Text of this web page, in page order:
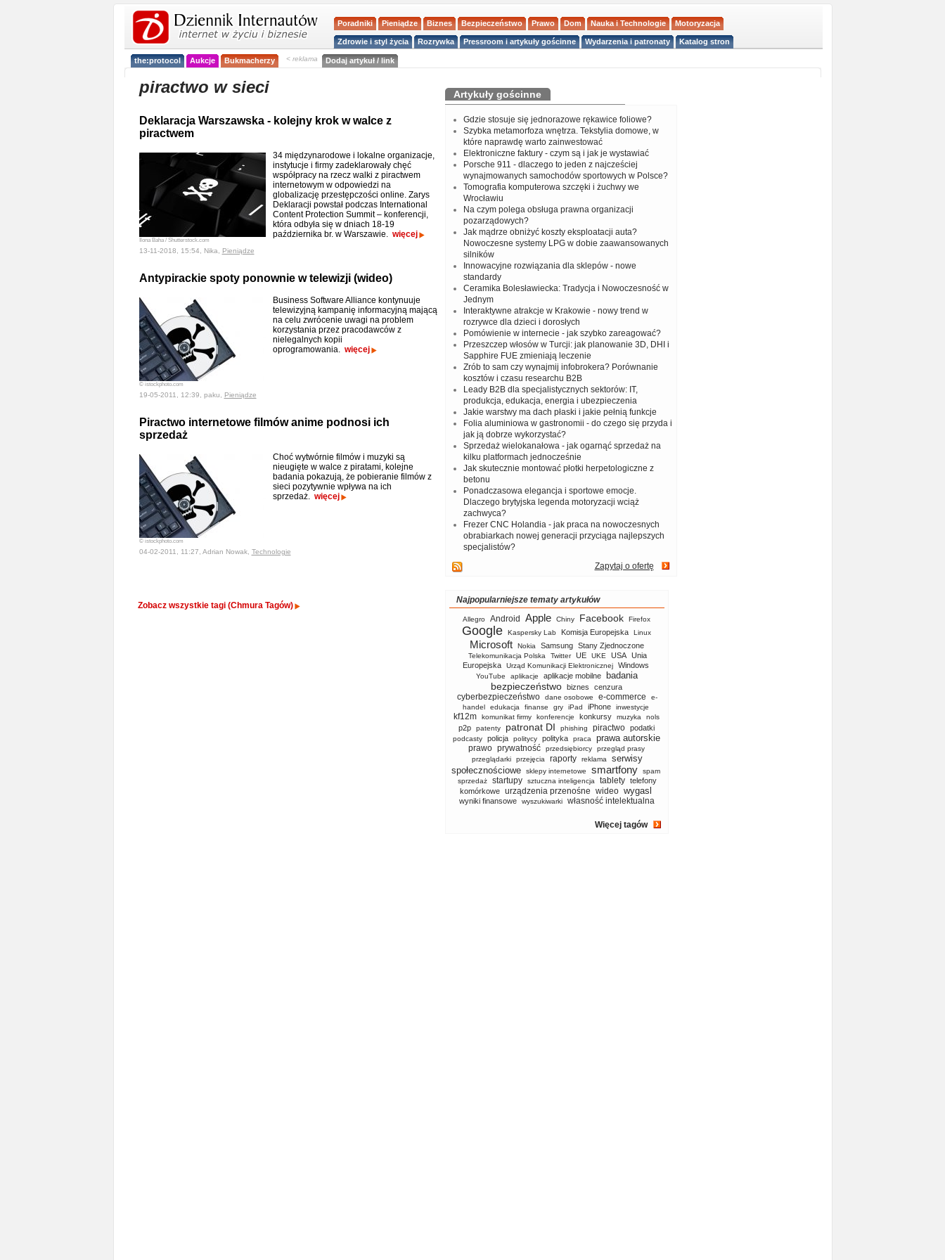
Poradniki Pieniądze Biznes Bezpieczeństwo Prawo Dom Nauka i Technologie Motoryzacja
Zdrowie i styl życia Rozrywka Pressroom i artykuły gościnne Wydarzenia i patronaty Katalog stron
the:protocol Aukcje Bukmacherzy < reklama Dodaj artykuł / link
piractwo w sieci
Deklaracja Warszawska - kolejny krok w walce z
piractwem
Ilona Baha / Shutterstock.com
34 międzynarodowe i lokalne organizacje,
instytucje i firmy zadeklarowały chęć
współpracy na rzecz walki z piractwem
internetowym w odpowiedzi na
globalizację przestępczości online. Zarys
Deklaracji powstał podczas International
Content Protection Summit – konferencji,
która odbyła się w dniach 18-19
października br. w Warszawie. więcej
13-11-2018, 15:54, Nika, Pieniądze
Antypirackie spoty ponownie w telewizji (wideo)
© istockphoto.com
Business Software Alliance kontynuuje
telewizyjną kampanię informacyjną mającą
na celu zwrócenie uwagi na problem
korzystania przez pracodawców z
nielegalnych kopii
oprogramowania. więcej
19-05-2011, 12:39, paku, Pieniądze
Piractwo internetowe filmów anime podnosi ich
sprzedaż
© istockphoto.com
Choć wytwórnie filmów i muzyki są
nieugięte w walce z piratami, kolejne
badania pokazują, że pobieranie filmów z
sieci pozytywnie wpływa na ich
sprzedaż. więcej
04-02-2011, 11:27, Adrian Nowak, Technologie
Zobacz wszystkie tagi (Chmura Tagów)
Artykuły gościnne
Gdzie stosuje się jednorazowe rękawice foliowe?
Szybka metamorfoza wnętrza. Tekstylia domowe, w
które naprawdę warto zainwestować
Elektroniczne faktury - czym są i jak je wystawiać
Porsche 911 - dlaczego to jeden z najcześciej
wynajmowanych samochodów sportowych w Polsce?
Tomografia komputerowa szczęki i żuchwy we
Wrocławiu
Na czym polega obsługa prawna organizacji
pozarządowych?
Jak mądrze obniżyć koszty eksploatacji auta?
Nowoczesne systemy LPG w dobie zaawansowanych
silników
Innowacyjne rozwiązania dla sklepów - nowe
standardy
Ceramika Bolesławiecka: Tradycja i Nowoczesność w
Jednym
Interaktywne atrakcje w Krakowie - nowy trend w
rozrywce dla dzieci i dorosłych
Pomówienie w internecie - jak szybko zareagować?
Przeszczep włosów w Turcji: jak planowanie 3D, DHI i
Sapphire FUE zmieniają leczenie
Zrób to sam czy wynajmij infobrokera? Porównanie
kosztów i czasu researchu B2B
Leady B2B dla specjalistycznych sektorów: IT,
produkcja, edukacja, energia i ubezpieczenia
Jakie warstwy ma dach płaski i jakie pełnią funkcje
Folia aluminiowa w gastronomii - do czego się przyda i
jak ją dobrze wykorzystać?
Sprzedaż wielokanałowa - jak ogarnąć sprzedaż na
kilku platformach jednocześnie
Jak skutecznie montować płotki herpetologiczne z
betonu
Ponadczasowa elegancja i sportowe emocje.
Dlaczego brytyjska legenda motoryzacji wciąż
zachwyca?
Frezer CNC Holandia - jak praca na nowoczesnych
obrabiarkach nowej generacji przyciąga najlepszych
specjalistów?
Zapytaj o ofertę
Najpopularniejsze tematy artykułów
Allegro Android Apple Chiny Facebook Firefox
Google Kaspersky Lab Komisja Europejska Linux
Microsoft Nokia Samsung Stany Zjednoczone
Telekomunikacja Polska Twitter UE UKE USA
Unia
Europejska
Urząd Komunikacji Elektronicznej Windows
YouTube aplikacje aplikacje mobilne badania
bezpieczeństwo biznes cenzura
cyberbezpieczeństwo dane osobowe e-commerce
e-
handel
edukacja finanse gry iPad iPhone inwestycje
kf12m komunikat firmy konferencje konkursy muzyka nols
p2p patenty patronat DI phishing piractwo podatki
podcasty policja politycy polityka praca prawa autorskie
prawo prywatność przedsiębiorcy
przegląd prasy
przeglądarki
przejęcia raporty reklama
serwisy
społecznościowe
sklepy internetowe smartfony
spam
sprzedaż
startupy sztuczna inteligencja tablety telefony
komórkowe urządzenia przenośne wideo wygasl
wyniki finansowe wyszukiwarki własność intelektualna
Więcej tagów